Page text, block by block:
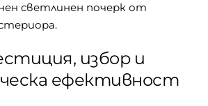
светлинен почерк от
избор и
ефективност